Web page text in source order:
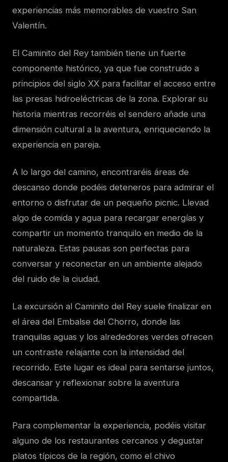
experiencias más memorables de vuestro San
Valentín.
El Caminito del Rey también tiene un fuerte
componente histórico, ya que fue construido a
principios del siglo XX para facilitar el acceso entre
las presas hidroeléctricas de la zona. Explorar su
historia mientras recorréis el sendero añade una
dimensión cultural a la aventura, enriqueciendo la
experiencia en pareja.
A lo largo del camino, encontraréis áreas de
descanso donde podéis deteneros para admirar el
entorno o disfrutar de un pequeño picnic. Llevad
algo de comida y agua para recargar energías y
compartir un momento tranquilo en medio de la
naturaleza. Estas pausas son perfectas para
conversar y reconectar en un ambiente alejado
del ruido de la ciudad.
La excursión al Caminito del Rey suele finalizar en
el área del Embalse del Chorro, donde las
tranquilas aguas y los alrededores verdes ofrecen
un contraste relajante con la intensidad del
recorrido. Este lugar es ideal para sentarse juntos,
descansar y reflexionar sobre la aventura
compartida.
Para complementar la experiencia, podéis visitar
alguno de los restaurantes cercanos y degustar
platos típicos de la región, como el chivo